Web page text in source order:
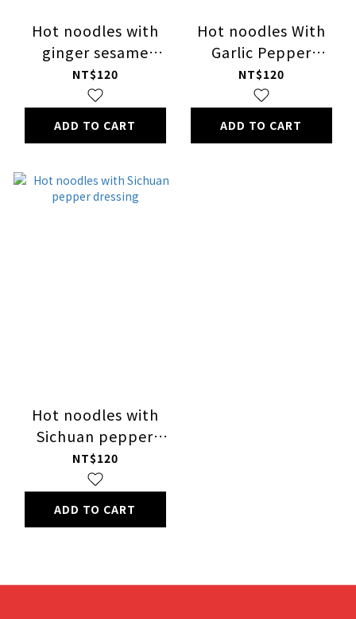
Hot noodles with
ginger sesame
dressing
NT$120
ADD TO CART
Hot noodles With
Garlic Pepper
Dressing
NT$120
ADD TO CART
Hot noodles with
Sichuan pepper
dressing
NT$120
ADD TO CART